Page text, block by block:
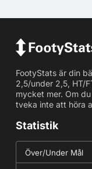
FootyStats är din
2,5/under 2,5, HT/
mycket mer. Om
tveka inte att höra
Statistik
Över/Under Mål